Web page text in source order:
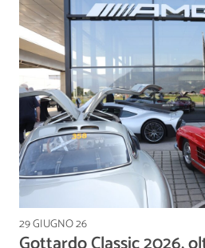
29 GIUGNO 26